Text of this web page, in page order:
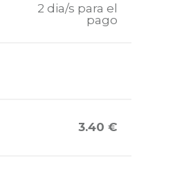
2 dia/s para el
pago
3.40 €